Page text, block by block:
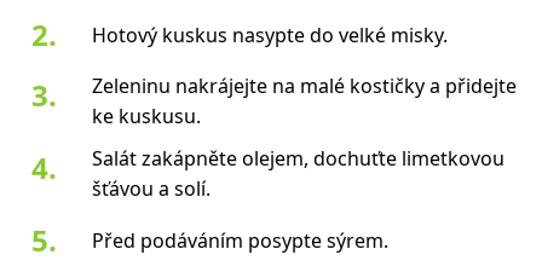
Hotový kuskus nasypte do velké misky.
Zeleninu nakrájejte na malé kostičky a přidejte
ke kuskusu.
Salát zakápněte olejem, dochuťte limetkovou
šťávou a solí.
Před podáváním posypte sýrem.